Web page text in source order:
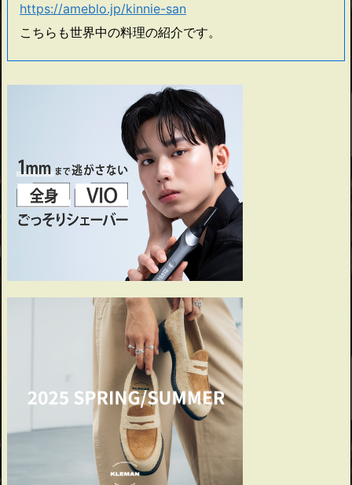
https://ameblo.jp/kinnie-san
こちらも世界中の料理の紹介です。